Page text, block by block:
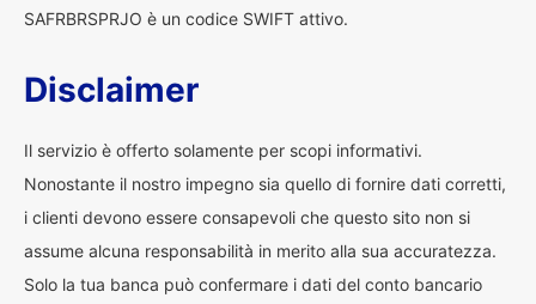
SAFRBRSPRJO è un codice SWIFT attivo.
Disclaimer
Il servizio è offerto solamente per scopi informativi.
Nonostante il nostro impegno sia quello di fornire dati corretti,
i clienti devono essere consapevoli che questo sito non si
assume alcuna responsabilità in merito alla sua accuratezza.
Solo la tua banca può confermare i dati del conto bancario